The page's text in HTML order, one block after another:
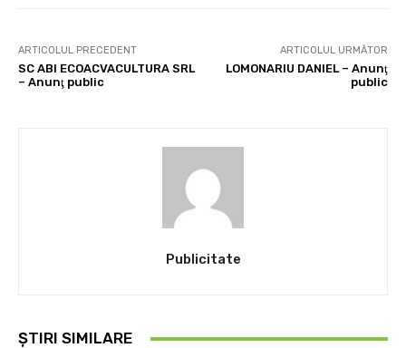
ARTICOLUL PRECEDENT
SC ABI ECOACVACULTURA SRL
– Anunţ public
ARTICOLUL URMĂTOR
LOMONARIU DANIEL – Anunţ
public
Publicitate
ȘTIRI SIMILARE